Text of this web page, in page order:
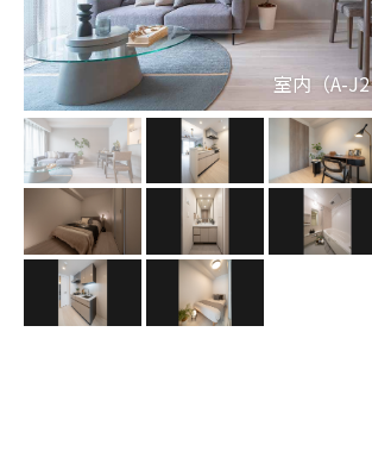
室内（A-
キッチン（A-
室内（A-
ウォークインクローゼット（A-
室内（A-
洗面（A-
浴室（A-
室内（A-
キッチン（A-
室内（A-